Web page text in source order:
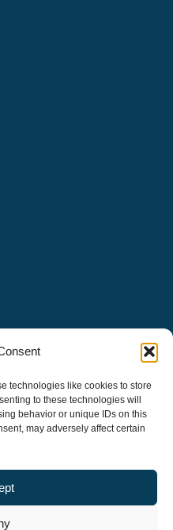
technologies like cookies to store
to these technologies will
behavior or unique IDs on this
may adversely affect certain
utveckla och informera om